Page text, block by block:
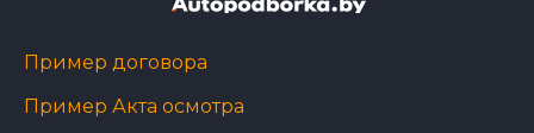
Пример договора
Пример Акта осмотра